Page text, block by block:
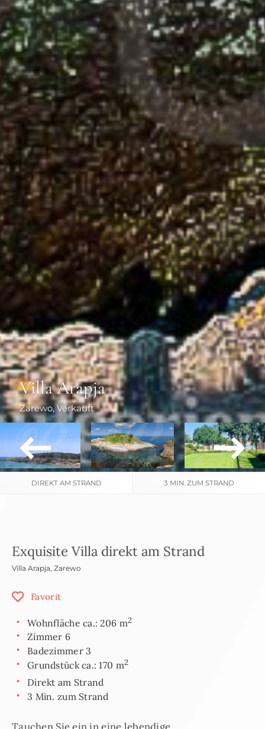
Villa Arapja
Zarewo, Verkauft
DIREKT AM STRAND 3 MIN. ZUM STRAND
Exquisite Villa direkt am Strand
Villa Arapja, Zarewo
Favorit
Wohnfläche ca.: 206 m2
Zimmer 6
Badezimmer 3
Grundstück ca.: 170 m2
Direkt am Strand
3 Min. zum Strand